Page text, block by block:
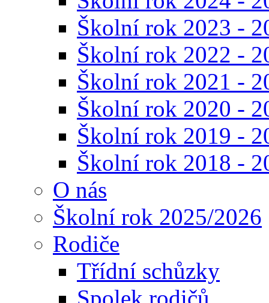
Školní rok 2023 -
Školní rok 2022 -
Školní rok 2021 -
Školní rok 2020 -
Školní rok 2019 -
Školní rok 2018 -
O nás
Školní rok 2025/2026
Rodiče
Třídní schůzky
Spolek rodičů